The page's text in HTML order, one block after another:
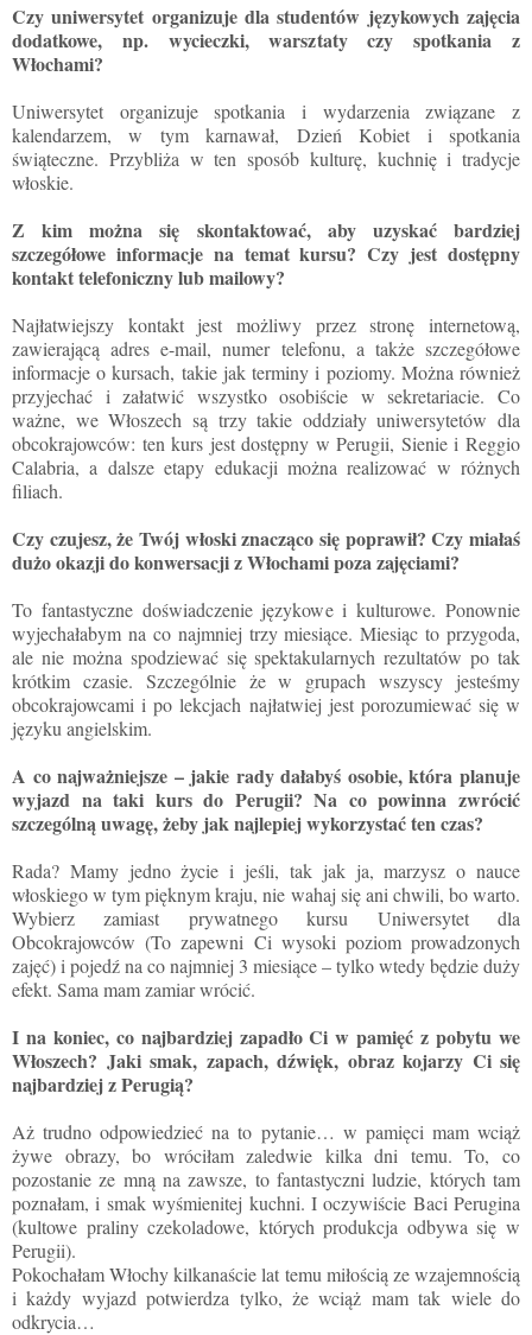
Czy uniwersytet organizuje dla studentów językowych zajęcia
dodatkowe, np. wycieczki, warsztaty czy spotkania z
Włochami?
Uniwersytet organizuje spotkania i wydarzenia związane z
kalendarzem, w tym karnawał, Dzień Kobiet i spotkania
świąteczne. Przybliża w ten sposób kulturę, kuchnię i tradycje
włoskie.
Z kim można się skontaktować, aby uzyskać bardziej
szczegółowe informacje na temat kursu? Czy jest dostępny
kontakt telefoniczny lub mailowy?
Najłatwiejszy kontakt jest możliwy przez stronę internetową,
zawierającą adres e-mail, numer telefonu, a także szczegółowe
informacje o kursach, takie jak terminy i poziomy. Można również
przyjechać i załatwić wszystko osobiście w sekretariacie. Co
ważne, we Włoszech są trzy takie oddziały uniwersytetów dla
obcokrajowców: ten kurs jest dostępny w Perugii, Sienie i Reggio
Calabria, a dalsze etapy edukacji można realizować w różnych
filiach.
Czy czujesz, że Twój włoski znacząco się poprawił? Czy miałaś
dużo okazji do konwersacji z Włochami poza zajęciami?
To fantastyczne doświadczenie językowe i kulturowe. Ponownie
wyjechałabym na co najmniej trzy miesiące. Miesiąc to przygoda,
ale nie można spodziewać się spektakularnych rezultatów po tak
krótkim czasie. Szczególnie że w grupach wszyscy jesteśmy
obcokrajowcami i po lekcjach najłatwiej jest porozumiewać się w
języku angielskim.
A co najważniejsze – jakie rady dałabyś osobie, która planuje
wyjazd na taki kurs do Perugii? Na co powinna zwrócić
szczególną uwagę, żeby jak najlepiej wykorzystać ten czas?
Rada? Mamy jedno życie i jeśli, tak jak ja, marzysz o nauce
włoskiego w tym pięknym kraju, nie wahaj się ani chwili, bo warto.
Wybierz zamiast prywatnego kursu Uniwersytet dla
Obcokrajowców (To zapewni Ci wysoki poziom prowadzonych
zajęć) i pojedź na co najmniej 3 miesiące – tylko wtedy będzie duży
efekt. Sama mam zamiar wrócić.
I na koniec, co najbardziej zapadło Ci w pamięć z pobytu we
Włoszech? Jaki smak, zapach, dźwięk, obraz kojarzy Ci się
najbardziej z Perugią?
Aż trudno odpowiedzieć na to pytanie… w pamięci mam wciąż
żywe obrazy, bo wróciłam zaledwie kilka dni temu. To, co
pozostanie ze mną na zawsze, to fantastyczni ludzie, których tam
poznałam, i smak wyśmienitej kuchni. I oczywiście Baci Perugina
(kultowe praliny czekoladowe, których produkcja odbywa się w
Perugii).
Pokochałam Włochy kilkanaście lat temu miłością ze wzajemnością
i każdy wyjazd potwierdza tylko, że wciąż mam tak wiele do
odkrycia…